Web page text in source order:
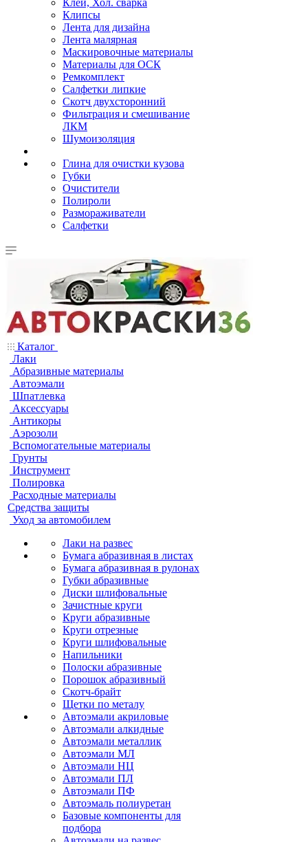
Клей, Хол. сварка
Клипсы
Лента для дизайна
Лента малярная
Маскировочные материалы
Материалы для ОСК
Ремкомплект
Салфетки липкие
Скотч двухсторонний
Фильтрация и смешивание
ЛКМ
Шумоизоляция
Глина для очистки кузова
Губки
Очистители
Полироли
Размораживатели
Салфетки
Каталог
Лаки
Абразивные материалы
Автоэмали
Шпатлевка
Аксессуары
Антикоры
Аэрозоли
Вспомогательные материалы
Грунты
Инструмент
Полировка
Расходные материалы
Средства защиты
Уход за автомобилем
Лаки на развес
Бумага абразивная в листах
Бумага абразивная в рулонах
Губки абразивные
Диски шлифовальные
Зачистные круги
Круги абразивные
Круги отрезные
Круги шлифовальные
Напильники
Полоски абразивные
Порошок абразивный
Скотч-брайт
Щетки по металу
Автоэмали акриловые
Автоэмали алкидные
Автоэмали металлик
Автоэмали МЛ
Автоэмали НЦ
Автоэмали ПЛ
Автоэмали ПФ
Автоэмаль полиуретан
Базовые компоненты для
подбора